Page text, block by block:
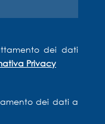
dei dati
Privacy
dei dati a